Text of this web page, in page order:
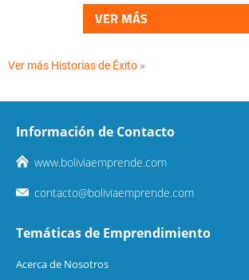
VER MÁS
Ver más Historias de Éxito »
Información de Contacto
www.boliviaemprende.com
contacto@boliviaemprende.com
Temáticas de Emprendimiento
Acerca de Nosotros